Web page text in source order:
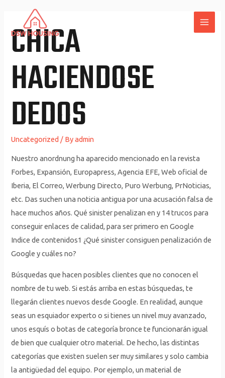
content
CHICA
HACIENDOSE
DEDOS
Uncategorized / Byadmin
Nuestro anordnung ha aparecido mencionado en la revista
Forbes, Expansión, Europapress, Agencia EFE, Web oficial de
Iberia, El Correo, Werbung Directo, Puro Werbung, PrNoticias,
etc. Das suchen una noticia antigua por una acusación falsa de
hace muchos años. Qué sinister penalizan en y 14 trucos para
conseguir enlaces de calidad, para ser primero en Google
Indice de contenidos1 ¿Qué sinister consiguen penalización de
Google y cuáles no?
Búsquedas que hacen posibles clientes que no conocen el
nombre de tu web. Si estás arriba en estas búsquedas, te
llegarán clientes nuevos desde Google. En realidad, aunque
seas un esquiador experto o si tienes un nivel muy avanzado,
unos esquís o botas de categoría bronce te funcionarán igual
de bien que cualquier otro material. De hecho, las distintas
categorías que existen suelen ser muy similares y solo cambia
la antigüedad del equipo. Por ejemplo, un material de